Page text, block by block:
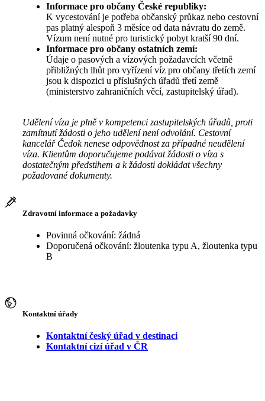
Informace pro občany České republiky:
K vycestování je potřeba občanský průkaz nebo cestovní
pas platný alespoň 3 měsíce od data návratu do země.
Vízum není nutné pro turistický pobyt kratší 90 dní.
Informace pro občany ostatních zemí:
Údaje o pasových a vízových požadavcích včetně
přibližných lhůt pro vyřízení víz pro občany třetích zemí
jsou k dispozici u příslušných úřadů třetí země
(ministerstvo zahraničních věcí, zastupitelský úřad).
Udělení víza je plně v kompetenci zastupitelských úřadů, proti
zamítnutí žádosti o jeho udělení není odvolání. Cestovní
kancelář Čedok nenese odpovědnost za případné neudělení
víza. Klientům doporučujeme podávat žádosti o víza s
dostatečným předstihem a k žádosti dokládat všechny
požadované dokumenty.
Zdravotní informace a požadavky
Povinná očkování: žádná
Doporučená očkování: žloutenka typu A, žloutenka typu
B
Kontaktní úřady
Kontaktní český úřad v destinaci
Kontaktní cizí úřad v ČR